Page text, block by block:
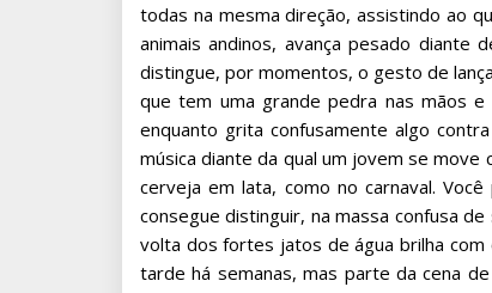
todas na mesma direção, assistindo ao
animais andinos, avança pesado
distingue, por momentos, o gesto de
que tem uma grande pedra nas mãos
enquanto grita confusamente algo
música diante da qual um jovem se
cerveja em lata, como no carnaval.
consegue distinguir, na massa confusa
volta dos fortes jatos de água brilha
tarde há semanas, mas parte da cena